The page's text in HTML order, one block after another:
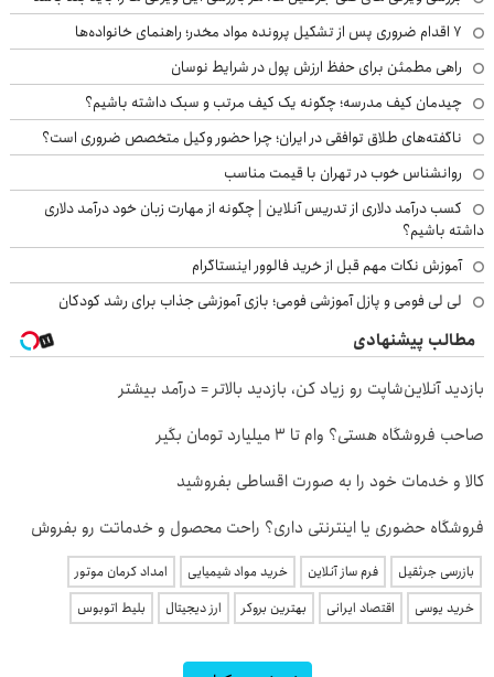
۷ اقدام ضروری پس از تشکیل پرونده مواد مخدر؛ راهنمای خانواده‌ها
راهی مطمئن برای حفظ ارزش پول در شرایط نوسان
چیدمان کیف مدرسه؛ چگونه یک کیف مرتب و سبک داشته باشیم؟
ناگفته‌های طلاق توافقی در ایران؛ چرا حضور وکیل متخصص ضروری است؟
روانشناس خوب در تهران با قیمت مناسب
کسب درآمد دلاری از تدریس آنلاین | چگونه از مهارت زبان خود درآمد دلاری
داشته باشیم؟
آموزش نکات مهم قبل از خرید فالوور اینستاگرام
لی لی فومی و پازل آموزشی فومی؛ بازی آموزشی جذاب برای رشد کودکان
مطالب پیشنهادی
بازدید آنلاین‌شاپت رو زیاد کن، بازدید بالاتر = درآمد بیشتر
صاحب فروشگاه هستی؟ وام تا ۳ میلیارد تومان بگیر
کالا و خدمات خود را به صورت اقساطی بفروشید
فروشگاه حضوری یا اینترنتی داری؟ راحت محصول و خدماتت رو بفروش
بازرسی جرثقیل فرم ساز آنلاین خرید مواد شیمیایی
امداد کرمان موتور
خرید یوسی
اقتصاد ایرانی بهترین بروکر ارز دیجیتال بلیط اتوبوس